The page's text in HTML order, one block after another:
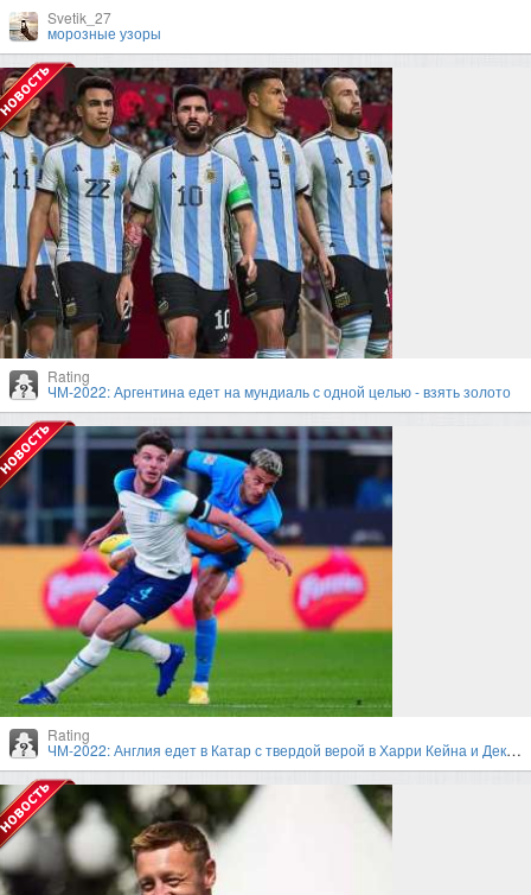
Svetik_27
морозные узоры
Rating
ЧМ-2022: Аргентина едет на мундиаль с одной целью - взять золото
Rating
ЧМ-2022: Англия едет в Катар с твердой верой в Харри Кейна и Деклана Райса